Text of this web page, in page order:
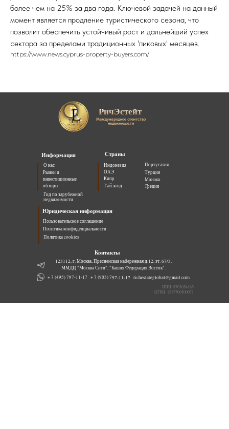
более чем на 25% за два года. Ключевой задачей на данный
момент является продление туристического сезона, что
позволит обеспечить устойчивый рост и дальнейший успех
сектора за пределами традиционных 'пиковых' месяцев.
https://www.news.cyprus-property-buyers.com/
Страны
Контакты
123112, г. Москва, Пресненская набережная д.12, эт. 67/3.
ММДЦ "Москва Сити", "Башня Федерация Восток".
+ 7 (495) 797-11-17 + 7 (903) 797-11-17 richestateglobal@gmail.com
Юридическая информация
ИНН: 9703054165
ОГРН: 1217700500071
РичЭстейт
Португалия
Монако
Греция
Международное агентство
недвижимости
Информация
Гид по зарубежной
недвижимости
Индонезия
Тайланд
Турция
ОАЭ
Кипр
О нас
Пользовательское соглашение
Политика конфиденциальности
Политика cookies
Рынки и
инвестиционные
обзоры